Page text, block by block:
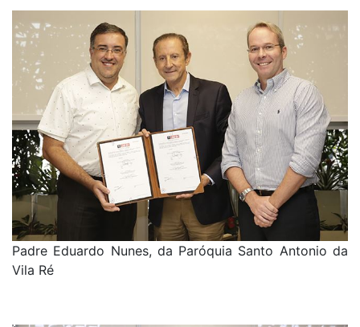
Padre Eduardo Nunes, da Paróquia Santo Antonio da
Vila Ré